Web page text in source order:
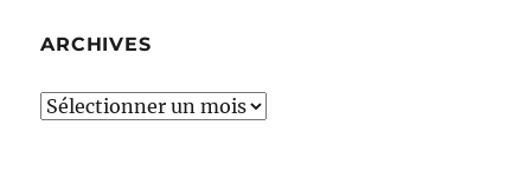
ARCHIVES
ARCHIVES